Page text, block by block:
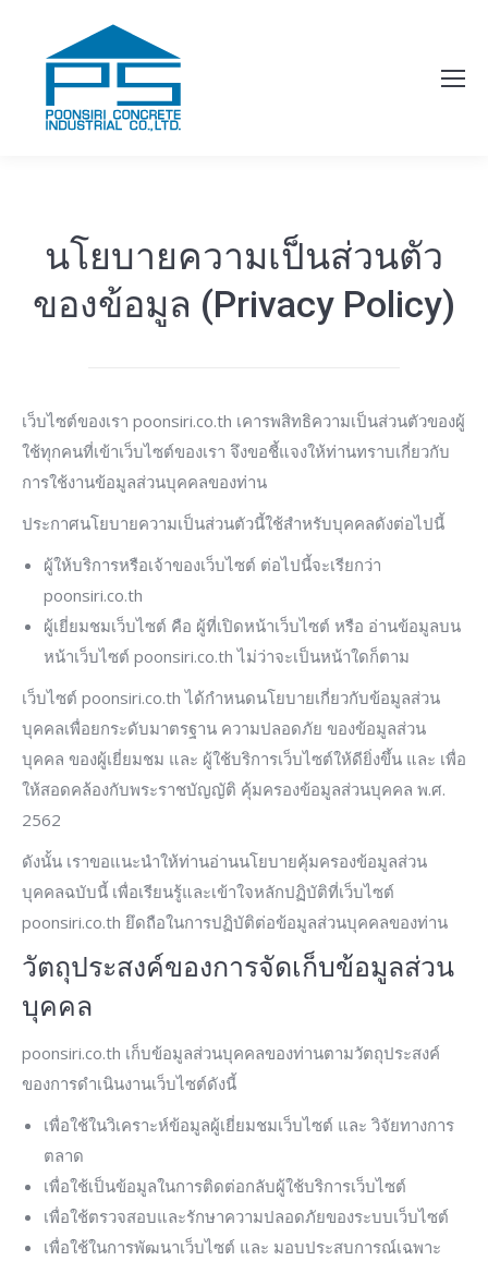
นโยบายความเป็นส่วนตัว
ของข้อมูล (Privacy Policy)
เว็บไซต์ของเรา poonsiri.co.th เคารพสิทธิความเป็นส่วนตัวของผู้
ใช้ทุกคนที่เข้าเว็บไซต์ของเรา จึงขอชี้แจงให้ท่านทราบเกี่ยวกับ
การใช้งานข้อมูลส่วนบุคคลของท่าน
ประกาศนโยบายความเป็นส่วนตัวนี้ใช้สำหรับบุคคลดังต่อไปนี้
ผู้ให้บริการหรือเจ้าของเว็บไซต์ ต่อไปนี้จะเรียกว่า
poonsiri.co.th
ผู้เยี่ยมชมเว็บไซต์ คือ ผู้ที่เปิดหน้าเว็บไซต์ หรือ อ่านข้อมูลบน
หน้าเว็บไซต์ poonsiri.co.th ไม่ว่าจะเป็นหน้าใดก็ตาม
เว็บไซต์ poonsiri.co.th ได้กำหนดนโยบายเกี่ยวกับข้อมูลส่วน
บุคคลเพื่อยกระดับมาตรฐาน ความปลอดภัย ของข้อมูลส่วน
บุคคล ของผู้เยี่ยมชม และ ผู้ใช้บริการเว็บไซต์ให้ดียิ่งขึ้น และ เพื่อ
ให้สอดคล้องกับพระราชบัญญัติ คุ้มครองข้อมูลส่วนบุคคล พ.ศ.
2562
ดังนั้น เราขอแนะนำให้ท่านอ่านนโยบายคุ้มครองข้อมูลส่วน
บุคคลฉบับนี้ เพื่อเรียนรู้และเข้าใจหลักปฏิบัติที่เว็บไซต์
poonsiri.co.th ยึดถือในการปฏิบัติต่อข้อมูลส่วนบุคคลของท่าน
วัตถุประสงค์ของการจัดเก็บข้อมูลส่วน
บุคคล
poonsiri.co.th เก็บข้อมูลส่วนบุคคลของท่านตามวัตถุประสงค์
ของการดำเนินงานเว็บไซต์ดังนี้
เพื่อใช้ในวิเคราะห์ข้อมูลผู้เยี่ยมชมเว็บไซต์ และ วิจัยทางการ
ตลาด
เพื่อใช้เป็นข้อมูลในการติดต่อกลับผู้ใช้บริการเว็บไซต์
เพื่อใช้ตรวจสอบและรักษาความปลอดภัยของระบบเว็บไซต์
เพื่อใช้ในการพัฒนาเว็บไซต์ และ มอบประสบการณ์เฉพาะ